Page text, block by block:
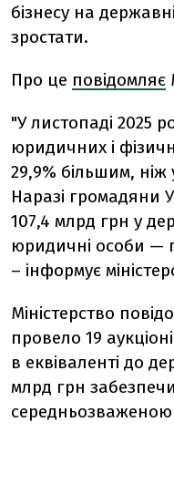
бізнесу на
зростати.
Про це повідомляє
"У листопаді 2025
юридичних і
29,9% більшим, ніж
Наразі громадяни
107,4 млрд грн у
юридичні особи —
– інформує
Міністерство
провело 19
в еквіваленті до
млрд грн
середньозваженою